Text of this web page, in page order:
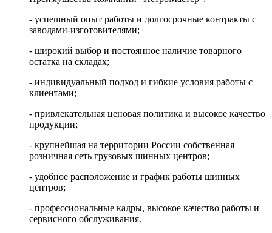
- успешный опыт работы и долгосрочные контракты с
заводами-изготовителями;
- широкий выбор и постоянное наличие товарного
остатка на складах;
- индивидуальный подход и гибкие условия работы с
клиентами;
- привлекательная ценовая политика и высокое качество
продукции;
- крупнейшая на территории России собственная
розничная сеть грузовых шинных центров;
- удобное расположение и график работы шинных
центров;
- профессиональные кадры, высокое качество работы и
сервисного обслуживания.